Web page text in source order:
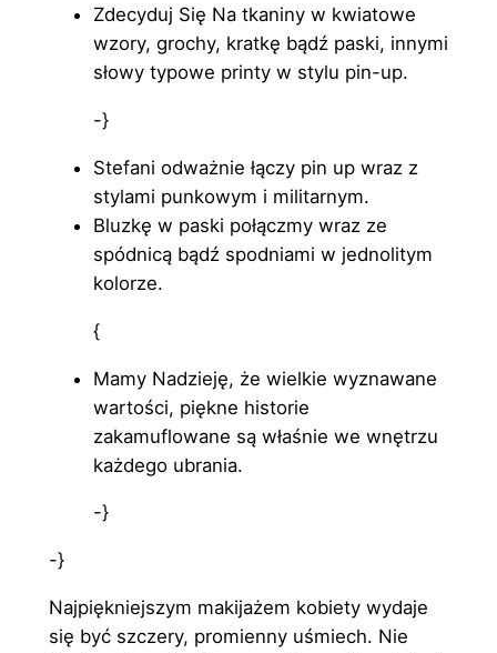
Zdecyduj Się Na tkaniny w kwiatowe
wzory, grochy, kratkę bądź paski, innymi
słowy typowe printy w stylu pin-up.
-}
Stefani odważnie łączy pin up wraz z
stylami punkowym i militarnym.
Bluzkę w paski połączmy wraz ze
spódnicą bądź spodniami w jednolitym
kolorze.
{
Mamy Nadzieję, że wielkie wyznawane
wartości, piękne historie
zakamuflowane są właśnie we wnętrzu
każdego ubrania.
-}
-}
Najpiękniejszym makijażem kobiety wydaje
się być szczery, promienny uśmiech. Nie